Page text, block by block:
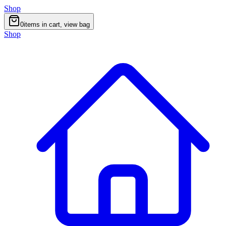
Shop
0items in cart, view bag
Shop